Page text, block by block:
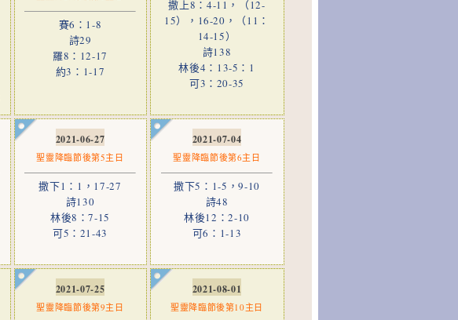
賽6：1-8
詩29
羅8：12-17
約3：1-17
撒上8：4-11，（12-
15），16-20，（11：
14-15）
詩138
林後4：13-5：1
可3：20-35
2021-06-27
聖靈降臨節後第5主日
撒下1：1，17-27
詩130
林後8：7-15
可5：21-43
2021-07-04
聖靈降臨節後第6主日
撒下5：1-5，9-10
詩48
林後12：2-10
可6：1-13
2021-07-25
聖靈降臨節後第9主日
2021-08-01
聖靈降臨節後第10主日